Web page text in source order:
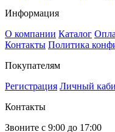
Информация
О компании Каталог
Контакты Политика
Покупателям
Регистрация Личный
Контакты
Звоните с 9:00 до 17:00